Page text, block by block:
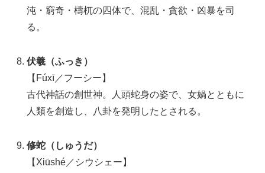
沌・窮奇・檮杌の四体で、混乱・貪欲・凶暴を司
る。
伏羲（ふっき）
【Fúxī／フーシー】
古代神話の創世神。人頭蛇身の姿で、女媧とともに
人類を創造し、八卦を発明したとされる。
修蛇（しゅうだ）
【Xiūshé／シウシェー】